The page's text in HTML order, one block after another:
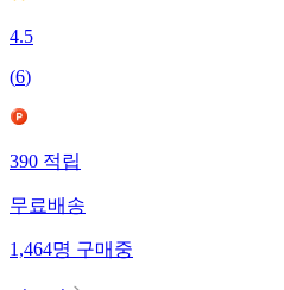
4.5
(6)
390적립
무료배송
1,464명구매중